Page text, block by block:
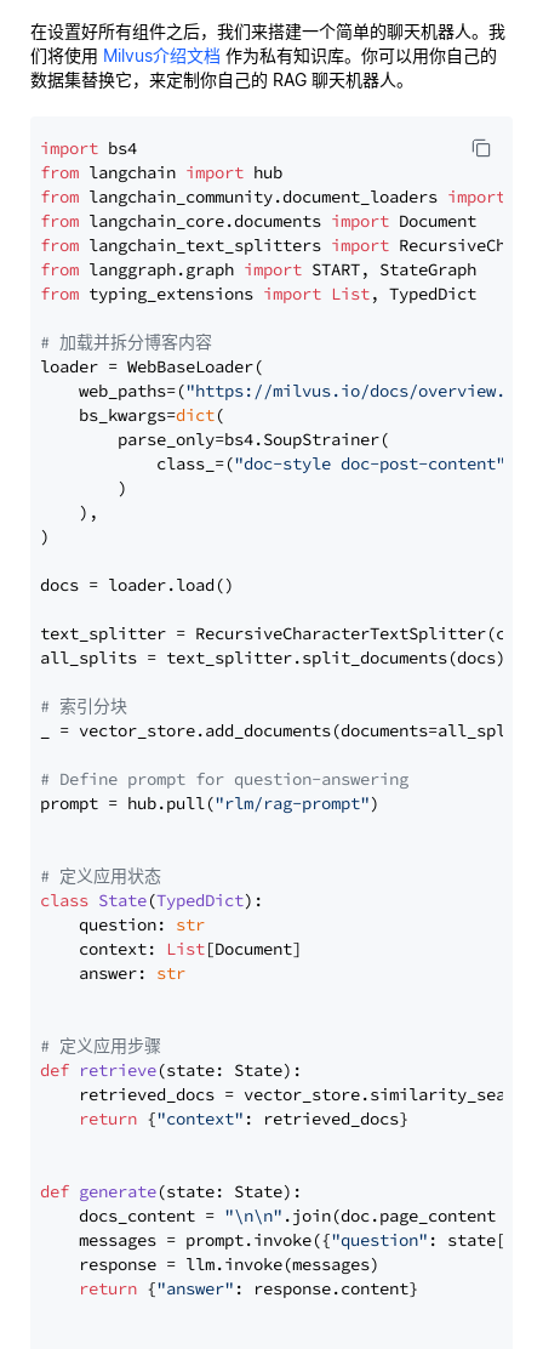
在设置好所有组件之后，我们来搭建一个简单的聊天机器人。我
们将使用 Milvus介绍文档 作为私有知识库。你可以用你自己的
数据集替换它，来定制你自己的 RAG 聊天机器人。
import
from langchain import
from langchain_community.document_loaders import
from langchain_core.documents import
from langchain_text_splitters import
from langgraph.graph import
from typing_extensions import List, TypedDict
# 加载并拆分博客内容
loader = WebBaseLoader(
    web_paths=(
"https://milvus.io/docs/overview.md"
    bs_kwargs=
dict(
        parse_only=bs4.SoupStrainer(
            class_=(
"doc-style doc-post-content"
        )
    ),
)
docs = loader.load()
text_splitter =
all_splits = text_splitter.split_documents(docs)
# 索引分块
_ = vector_store.add_documents(documents=all_splits)
# Define prompt for question-answering
prompt = hub.pull("rlm/rag-prompt")
# 定义应用状态
class State(TypedDict):
    question:
str
    context:
List[Document]
    answer:
str
# 定义应用步骤
def retrieve(state: State):
retrieved_docs =
return {"context" : retrieved_docs}
def generate(state: State):
    docs_content =
"\n\n" .join(doc.page_content
    messages = prompt.invoke({
"question" : state[
    response = llm.invoke(messages)
return {"answer" : response.content}